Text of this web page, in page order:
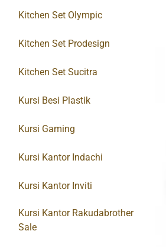
Kitchen Set Olympic
Kitchen Set Prodesign
Kitchen Set Sucitra
Kursi Besi Plastik
Kursi Gaming
Kursi Kantor Indachi
Kursi Kantor Inviti
Kursi Kantor Rakudabrother
Sale